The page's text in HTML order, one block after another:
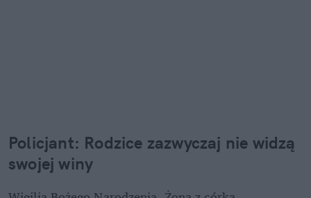
Policjant: Rodzice zazwyczaj nie widzą
swojej winy